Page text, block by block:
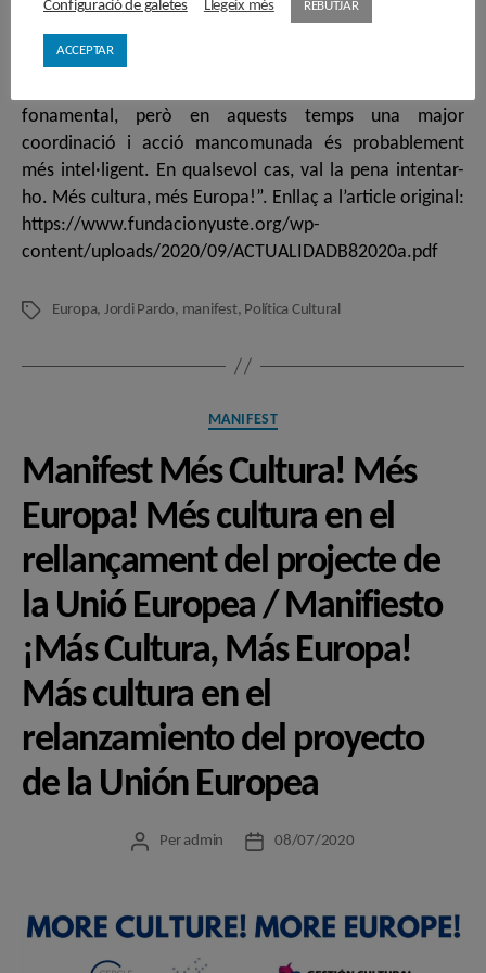
Etiquetes
Europa, Jordi Pardo, manifest, Política Cultural
Categories
MANIFEST
Manifest Més Cultura! Més
Europa! Més cultura en el
rellançament del projecte de
la Unió Europea / Manifiesto
¡Más Cultura, Más Europa!
Más cultura en el
relanzamiento del proyecto
de la Unión Europea
Autor
Per admin
Data08/07/2020
Configuració de galetes Llegeix més REBUTJAR
ACCEPTAR